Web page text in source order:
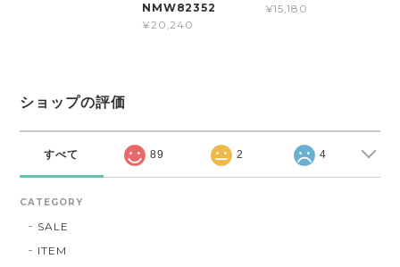
NMW82352
¥20,240
¥15,180
ショップの評価
すべて 89 2 4
CATEGORY
SALE
ITEM